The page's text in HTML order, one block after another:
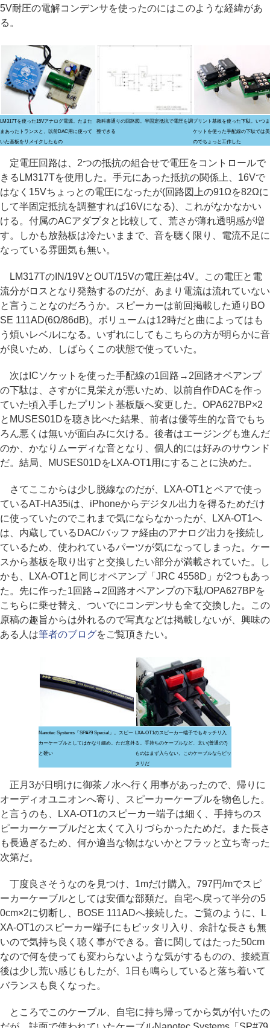
5V耐圧の電解コンデンサを使ったのにはこのような経緯があ
る。
LM317Tを使った15Vアナログ電源。たまた
まあったトランスと、以前DAC用に使って
いた基板をリメイクしたもの
教科書通りの回路図。半固定抵抗で電圧を調
整できる
プリント基板を使った下駄。いつ
ケットを使った手配線の下駄では
のでちょっと工作した
定電圧回路は、2つの抵抗の組合せで電圧をコントロールで
きるLM317Tを使用した。手元にあった抵抗の関係上、16Vで
はなく15Vちょっとの電圧になったが(回路図上の91Ωを82Ωに
して半固定抵抗を調整すれば16Vになる)、これがなかなかい
ける。付属のACアダプタと比較して、荒さが薄れ透明感が増
す。しかも放熱板は冷たいままで、音を聴く限り、電流不足に
なっている雰囲気も無い。
LM317TのIN/19VとOUT/15Vの電圧差は4V。この電圧と電
流分がロスとなり発熱するのだが、あまり電流は流れていない
と言うことなのだろうか。スピーカーは前回掲載した通りBO
SE 111AD(6Ω/86dB)。ボリュームは12時だと曲によってはも
う煩いレベルになる。いずれにしてもこちらの方が明らかに音
が良いため、しばらくこの状態で使っていた。
次はICソケットを使った手配線の1回路→2回路オペアンプ
の下駄は、さすがに見栄えが悪いため、以前自作DACを作っ
ていた頃入手したプリント基板版へ変更した。OPA627BP×2
とMUSES01Dを聴き比べた結果、前者は優等生的な音でもち
ろん悪くは無いが面白みに欠ける。後者はエージングも進んだ
のか、かなりムーディな音となり、個人的には好みのサウンド
だ。結局、MUSES01DをLXA-OT1用にすることに決めた。
さてここからは少し脱線なのだが、LXA-OT1とペアで使っ
ているAT-HA35iは、iPhoneからデジタル出力を得るためだけ
に使っていたのでこれまで気にならなかったが、LXA-OT1へ
は、内蔵しているDAC/バッファ経由のアナログ出力を接続し
ているため、使われているパーツが気になってしまった。ケー
スから基板を取り出すと交換したい部分が満載されていた。し
かも、LXA-OT1と同じオペアンプ「JRC 4558D」が2つもあっ
た。先に作った1回路→2回路オペアンプの下駄/OPA627BPを
こちらに乗せ替え、ついでにコンデンサも全て交換した。この
原稿の趣旨からは外れるので写真などは掲載しないが、興味の
ある人は筆者のブログをご覧頂きたい。
Nanotec Systems「SP#79 Special」。スピー
カーケーブルとしてはかなり細め。ただ意外
と硬い
LXA-OT1のスピーカー端子でもキッチリ入
る。手持ちのケーブルなど、太い(普通の?)
ものはまず入らない。このケーブルならピッ
タリだ
正月3が日明けに御茶ノ水へ行く用事があったので、帰りに
オーディオユニオンへ寄り、スピーカーケーブルを物色した。
と言うのも、LXA-OT1のスピーカー端子は細く、手持ちのス
ピーカーケーブルだと太くて入りづらかったためだ。また長さ
も長過ぎるため、何か適当な物はないかとフラッと立ち寄った
次第だ。
丁度良さそうなのを見つけ、1mだけ購入。797円/mでスピ
ーカーケーブルとしては安価な部類だ。自宅へ戻って半分の5
0cm×2に切断し、BOSE 111ADへ接続した。ご覧のように、L
XA-OT1のスピーカー端子にもピッタリ入り、余計な長さも無
いので気持ち良く聴く事ができる。音に関してはたった50cm
なので何を使っても変わらないような気がするものの、接続直
後は少し荒い感じもしたが、1日も鳴らしていると落ち着いて
バランスも良くなった。
ところでこのケーブル、自宅に持ち帰ってから気が付いたの